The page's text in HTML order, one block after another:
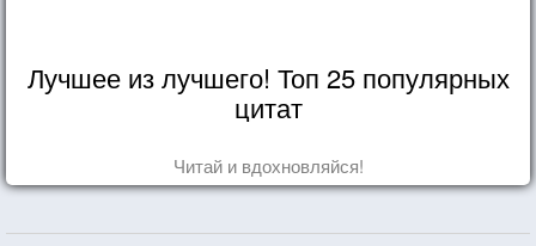
Лучшее из лучшего! Топ 25 популярных
цитат
Читай и вдохновляйся!